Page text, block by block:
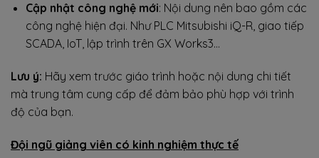
Cập nhật công nghệ mới: Nội dung nên bao gồm các
công nghệ hiện đại. Như PLC Mitsubishi iQ-R, giao tiếp
SCADA, IoT, lập trình trên GX Works3…
Lưu ý: Hãy xem trước giáo trình hoặc nội dung chi tiết
mà trung tâm cung cấp để đảm bảo phù hợp với trình
độ của bạn.
Đội ngũ giảng viên có kinh nghiệm thực tế